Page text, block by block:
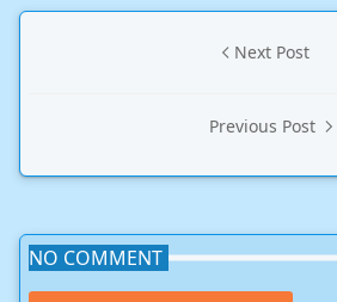
Next Post
Previous Post
NO COMMENT